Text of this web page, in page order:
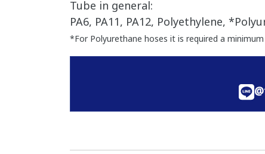
Tube in general:
PA6, PA11, PA12, Polyethylene,
*For Polyurethane hoses it is required a